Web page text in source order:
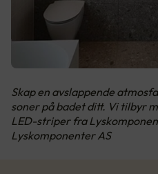
Skap en avslappende
soner på badet ditt. Vi tilbyr
LED-striper fra
Lyskomponenter AS